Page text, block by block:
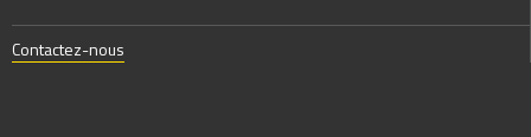
Contactez-nous